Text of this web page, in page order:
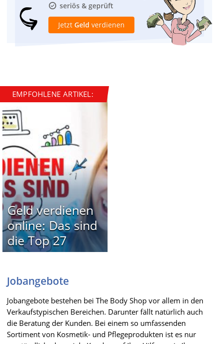
seriös & geprüft
Jetzt Geld verdienen
EMPFOHLENE ARTIKEL:
Geld verdienen
online: Das sind
die Top 27
Jobangebote
Jobangebote bestehen bei The Body Shop vor allem in den
Verkaufstypischen Bereichen. Darunter fällt natürlich auch
die Beratung der Kunden. Bei einem so umfassenden
Sortiment von Kosmetik- und Pflegeprodukten ist es nur